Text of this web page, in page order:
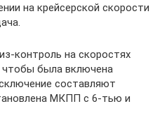
на крейсерской скорости
контроль на скоростях
чтобы была включена
составляют
МКПП с 6-тью и